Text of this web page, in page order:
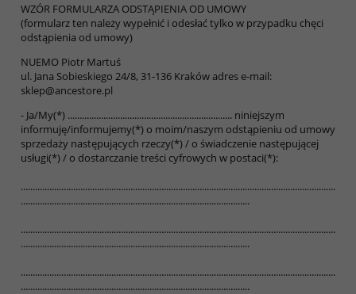
WZÓR FORMULARZA ODSTĄPIENIA OD UMOWY
(formularz ten należy wypełnić i odesłać tylko w przypadku chęci
odstąpienia od umowy)
NUEMO Piotr Martuś
ul. Jana Sobieskiego 24/8, 31-136 Kraków adres e-mail:
sklep@ancestore.pl
- Ja/My(*) ..................................................................... niniejszym
informuję/informujemy(*) o moim/naszym odstąpieniu od umowy
sprzedaży następujących rzeczy(*) / o świadczenie następującej
usługi(*) / o dostarczanie treści cyfrowych w postaci(*):
....................................................................................................................................
................................................................................................
....................................................................................................................................
................................................................................................
....................................................................................................................................
................................................................................................